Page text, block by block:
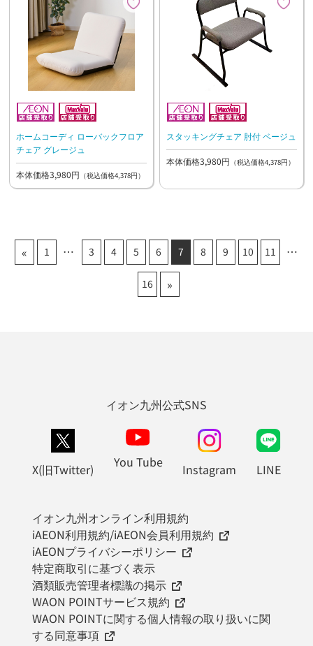
ホームコーディ ローバックフロア
チェア グレージュ
本体価格3,980円 （税込価格4,378円）
スタッキングチェア 肘付 ベージュ
本体価格3,980円 （税込価格4,378円）
« 1 3 4 5 6 7 8 9 10 11
16 »
イオン九州公式SNS
X(旧Twitter) You Tube Instagram LINE
イオン九州オンライン利用規約
iAEON利用規約/iAEON会員利用規約
iAEONプライバシーポリシー
特定商取引に基づく表示
酒類販売管理者標識の掲示
WAON POINTサービス規約
WAON POINTに関する個人情報の取り扱いに関
する同意事項